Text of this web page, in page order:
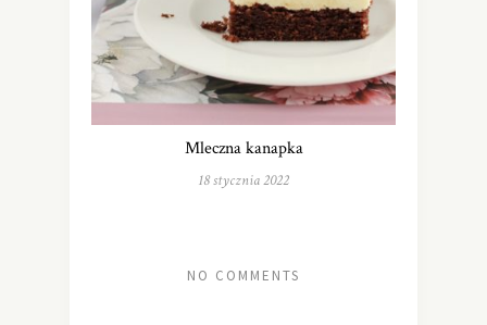
Mleczna kanapka
18 stycznia 2022
NO COMMENTS